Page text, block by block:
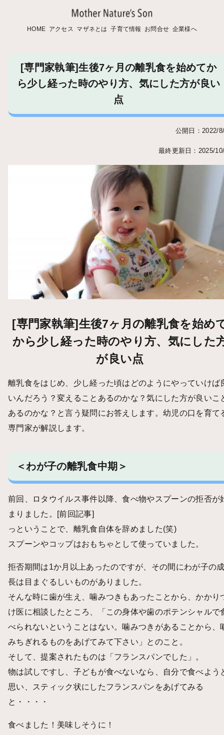
HOME アクセス マザネとは 子育て情報 お問合せ 企業様へ
[専門家執筆]生後7ヶ月の離乳食を始めてか
ら少し経った時のやり方、気にした方が良い
点
公開日：2022/
最終更新日：2025/
[専門家執筆]生後7ヶ月の離乳食を始め
から少し経った時のやり方、気にした
が良い点
離乳食をはじめ、少し経った頃はどのようにやっていけば
いんだろう？変えることあるのかな？気にした方が良いこ
あるのかな？と言う疑問にお答えします。幼児の口を育て
専門家が解説します。
＜わが子の離乳食中期＞
前回、ロタウイルス事件以降、食べ物やスプーンの拒否が
まりました。
[前回記事]
っということで、離乳食自体を辞めました(笑)
スプーンやコップはおもちゃとして使っていました。
拒否期間は1か月以上あったのですが、その間にわが子の
長は目まぐるしいものがありました。
そんな時に歯が生え、噛みつきもあったことから、かかり
け医に相談したところ、「この身体や歯のポテンシャルで
べられないということはない。噛みつきがあることから、
みちぎれるものをあげてみて下さい」とのこと。
そして、提案されたものは「フランスパンでした」。
物は試しですし、子どもが食べないなら、自分で食べよう
思い、スティック状にしたフランスパンをあげてみる
と・・・・
食べました！美味しそうに！